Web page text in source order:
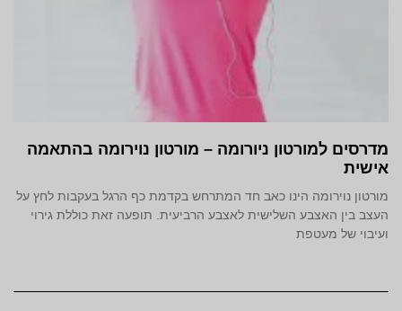
מדרסים למורטון ניורומה – מורטון נוירומה בהתאמה
אישית
מורטון נוירומה הינו כאב חד המתרחש בקדמת כף הרגל בעקבות לחץ על
העצב בין האצבע השלישית לאצבע הרביעית. תופעה זאת כוללת גירוי
ועיבוי של מעטפת